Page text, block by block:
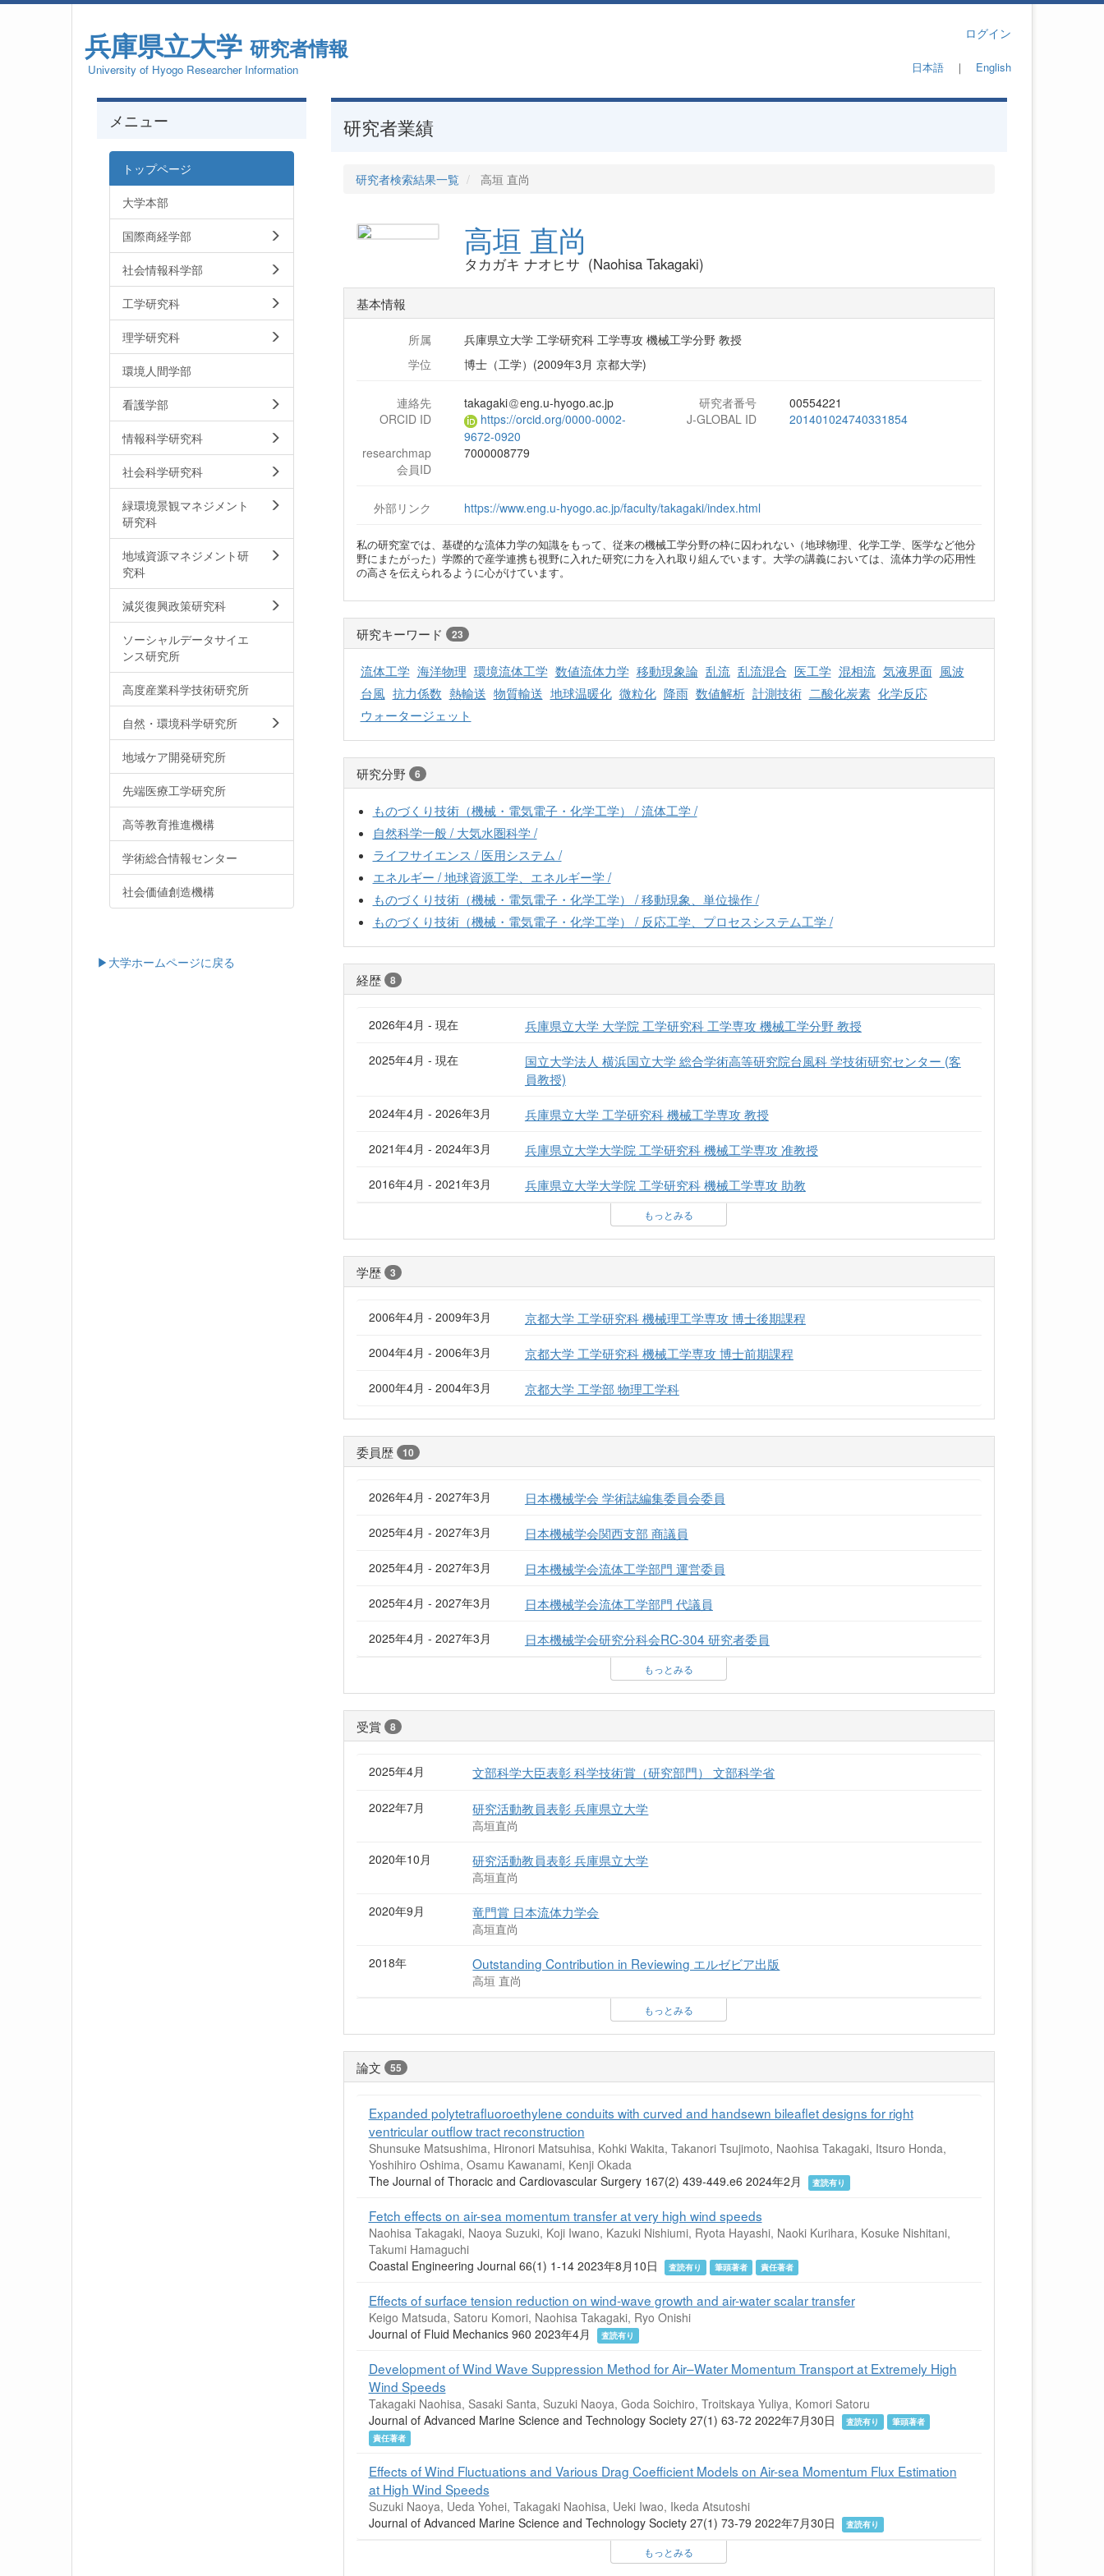
兵庫県立大学 研究者情報
University of Hyogo Researcher Information
ログイン
日本語｜ English
研究者業績
研究者検索結果一覧 高垣 直尚
高垣 直尚
タカガキ ナオヒサ (Naohisa Takagaki)
基本情報
所属
兵庫県立大学 工学研究科 工学専攻 機械工学分野 教授
学位
博士（工学）(2009年3月 京都大学)
連絡先 takagaki eng.u-hyogo.ac.jp 研究者番号
00554221
ORCID ID
https://orcid.org/0000-0002-
9672-0920
J-GLOBAL ID 201401024740331854
researchmap
会員ID
7000008779
外部リンク https://www.eng.u-hyogo.ac.jp/faculty/takagaki/index.html
私の研究室では、基礎的な流体力学の知識をもって、従来の機械工学分野の枠に囚われない（地球物理、化学工学、医学など他分
野にまたがった）学際的で産学連携も視野に入れた研究に力を入れ取り組んでいます。大学の講義においては、流体力学の応用性
の高さを伝えられるように心がけています。
研究キーワード 23
流体工学 海洋物理 環境流体工学 数値流体力学 移動現象論 乱流 乱流混合 医工学 混相流 気液界面 風波
台風 抗力係数 熱輸送 物質輸送 地球温暖化 微粒化 降雨 数値解析 計測技術 二酸化炭素 化学反応
ウォータージェット
研究分野 6
ものづくり技術（機械・電気電子・化学工学） / 流体工学 /
自然科学一般 / 大気水圏科学 /
ライフサイエンス / 医用システム /
エネルギー / 地球資源工学、エネルギー学 /
ものづくり技術（機械・電気電子・化学工学） / 移動現象、単位操作 /
ものづくり技術（機械・電気電子・化学工学） / 反応工学、プロセスシステム工学 /
経歴 8
2026年4月 - 現在 兵庫県立大学 大学院 工学研究科 工学専攻 機械工学分野 教授
2025年4月 - 現在
国立大学法人 横浜国立大学 総合学術高等研究院台風科 学技術研究センター (客
員教授)
2024年4月 - 2026年3月 兵庫県立大学 工学研究科 機械工学専攻 教授
2021年4月 - 2024年3月 兵庫県立大学大学院 工学研究科 機械工学専攻 准教授
2016年4月 - 2021年3月 兵庫県立大学大学院 工学研究科 機械工学専攻 助教
もっとみる
学歴 3
2006年4月 - 2009年3月 京都大学 工学研究科 機械理工学専攻 博士後期課程
2004年4月 - 2006年3月 京都大学 工学研究科 機械工学専攻 博士前期課程
2000年4月 - 2004年3月 京都大学 工学部 物理工学科
委員歴 10
2026年4月 - 2027年3月 日本機械学会 学術誌編集委員会委員
2025年4月 - 2027年3月 日本機械学会関西支部 商議員
2025年4月 - 2027年3月 日本機械学会流体工学部門 運営委員
2025年4月 - 2027年3月 日本機械学会流体工学部門 代議員
2025年4月 - 2027年3月 日本機械学会研究分科会RC-304 研究者委員
もっとみる
受賞 8
2025年4月 文部科学大臣表彰 科学技術賞（研究部門） 文部科学省
2022年7月 研究活動教員表彰 兵庫県立大学
高垣直尚
2020年10月 研究活動教員表彰 兵庫県立大学
高垣直尚
2020年9月 竜門賞 日本流体力学会
高垣直尚
2018年 Outstanding Contribution in Reviewing エルゼビア出版
高垣 直尚
もっとみる
論文 55
Expanded polytetrafluoroethylene conduits with curved and handsewn bileaflet designs for right
ventricular outflow tract reconstruction
Shunsuke Matsushima, Hironori Matsuhisa, Kohki Wakita, Takanori Tsujimoto, Naohisa Takagaki, Itsuro Honda,
Yoshihiro Oshima, Osamu Kawanami, Kenji Okada
The Journal of Thoracic and Cardiovascular Surgery 167(2) 439-449.e6 2024年2月
査読有り
Fetch effects on air-sea momentum transfer at very high wind speeds
Naohisa Takagaki, Naoya Suzuki, Koji Iwano, Kazuki Nishiumi, Ryota Hayashi, Naoki Kurihara, Kosuke Nishitani,
Takumi Hamaguchi
Coastal Engineering Journal 66(1) 1-14 2023年8月10日
査読有り 筆頭著者 責任著者
Effects of surface tension reduction on wind-wave growth and air-water scalar transfer
Keigo Matsuda, Satoru Komori, Naohisa Takagaki, Ryo Onishi
Journal of Fluid Mechanics 960 2023年4月
査読有り
Development of Wind Wave Suppression Method for Air–Water Momentum Transport at Extremely High
Wind Speeds
Takagaki Naohisa, Sasaki Santa, Suzuki Naoya, Goda Soichiro, Troitskaya Yuliya, Komori Satoru
Journal of Advanced Marine Science and Technology Society 27(1) 63-72 2022年7月30日
査読有り
筆頭著者
責任著者
Effects of Wind Fluctuations and Various Drag Coefficient Models on Air-sea Momentum Flux Estimation
at High Wind Speeds
Suzuki Naoya, Ueda Yohei, Takagaki Naohisa, Ueki Iwao, Ikeda Atsutoshi
Journal of Advanced Marine Science and Technology Society 27(1) 73-79 2022年7月30日
査読有り
もっとみる
メニュー
トップページ
大学本部
国際商経学部
社会情報科学部
工学研究科
理学研究科
環境人間学部
看護学部
情報科学研究科
社会科学研究科
緑環境景観マネジメント
研究科
地域資源マネジメント研
究科
減災復興政策研究科
ソーシャルデータサイエ
ンス研究所
高度産業科学技術研究所
自然・環境科学研究所
地域ケア開発研究所
先端医療工学研究所
高等教育推進機構
学術総合情報センター
社会価値創造機構
▶大学ホームページに戻る